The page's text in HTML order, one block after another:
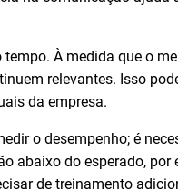
À medida que o
relevantes. Isso
da empresa.
o desempenho; é
abaixo do esperado, por
de treinamento